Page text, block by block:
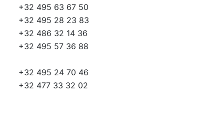
+32 495 63 67 50
+32 495 28 23 83
+32 486 32 14 36
+32 495 57 36 88
+32 495 24 70 46
+32 477 33 32 02